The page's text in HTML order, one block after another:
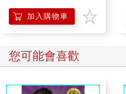
加入購物車
您可能會喜歡